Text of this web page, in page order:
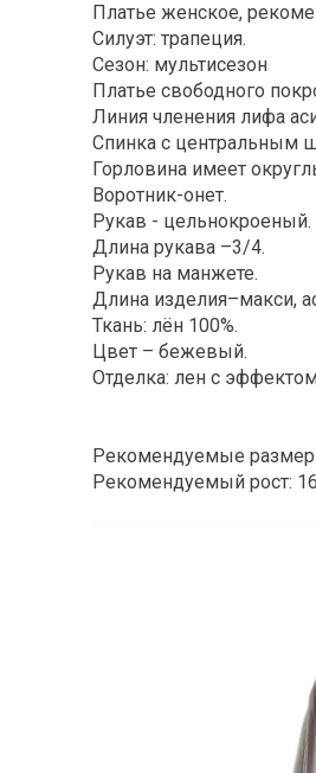
Платье женское,
Силуэт: трапеция.
Сезон: мультисезон
Платье свободного
Линия членения лифа
Спинка с центральным
Горловина имеет
Воротник-онет.
Рукав - цельнокроеный.
Длина рукава –3/4.
Рукав на манжете.
Длина изделия–макси,
Ткань: лён 100%.
Цвет – бежевый.
Отделка: лен с
Рекомендуемые
Рекомендуемый рост: